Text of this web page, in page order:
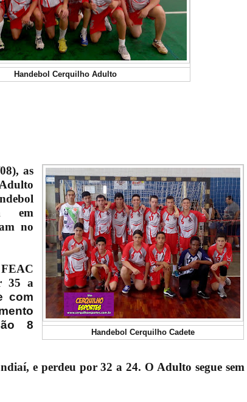
Handebol Cerquilho Adulto
Handebol Cerquilho Cadete
as
em
no
35 a
com
8
e perdeu por 32 a 24. O Adulto segue sem